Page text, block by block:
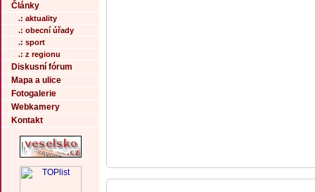
Články
.: aktuality
.: obecní úřady
.: sport
.: z regionu
Diskusní fórum
Mapa a ulice
Fotogalerie
Webkamery
Kontakt